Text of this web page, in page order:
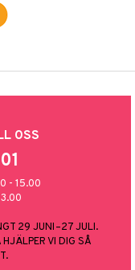
OSS
- 15.00
29 JUNI–27 JULI.
VI DIG SÅ